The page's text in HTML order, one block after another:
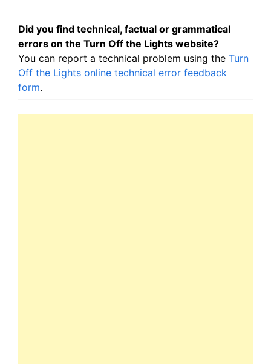
Did you find technical, factual or grammatical
errors on the Turn Off the Lights website?
You can report a technical problem using the Turn
Off the Lights online technical error feedback
form.